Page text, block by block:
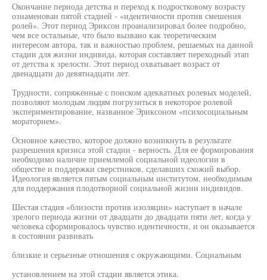
Окончание периода детства и переход к подростковому возрасту
ознаменован пятой стадией - «идентичности против смешения
ролей». Этот период Эриксон проанализировал более подробно,
чем все остальные, что было вызвано как теоретическим
интересом автора, так и важностью проблем, решаемых на данной
стадии для жизни индивида, которая составляет переходный этап
от детства к зрелости. Этот период охватывает возраст от
двенадцати до девятнадцати лет.
Трудности, сопряженные с поиском адекватных ролевых моделей,
позволяют молодым людям погрузиться в некоторое ролевой
экспериментирование, названное Эриксоном «психосоциальным
мораторием».
Основное качество, которое должно возникнуть в результате
разрешения кризиса этой стадии - верность. Для ее формирования
необходимо наличие приемлемой социальной идеологии в
обществе и поддержки сверстников, сделавших схожий выбор.
Идеология является пятым социальным институтом, необходимым
для поддержания плодотворной социальной жизни индивидов.
Шестая стадия «близости против изоляции» наступает в начале
зрелого периода жизни от двадцати до двадцати пяти лет, когда у
человека сформировалось чувство идентичности, и он оказывается
в состоянии развивать
близкие и серьезные отношения с окружающими. Социальным
установлением на этой стадии является этика.